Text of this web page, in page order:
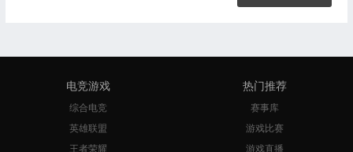
电竞游戏
综合电竞
英雄联盟
王者荣耀
热门推荐
赛事库
游戏比赛
游戏直播